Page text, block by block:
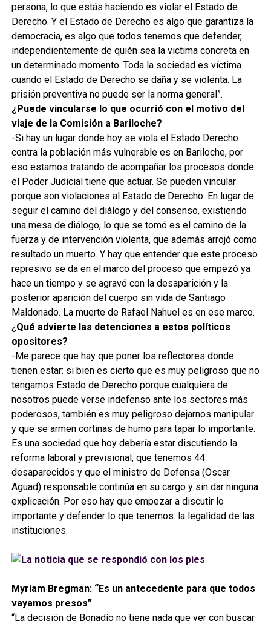
persona, lo que estás haciendo es violar el Estado de
Derecho. Y el Estado de Derecho es algo que garantiza la
democracia, es algo que todos tenemos que defender,
independientemente de quién sea la victima concreta en
un determinado momento. Toda la sociedad es víctima
cuando el Estado de Derecho se daña y se violenta. La
prisión preventiva no puede ser la norma general”.
¿Puede vincularse lo que ocurrió con el motivo del
viaje de la Comisión a Bariloche?
-Si hay un lugar donde hoy se viola el Estado Derecho
contra la población más vulnerable es en Bariloche, por
eso estamos tratando de acompañar los procesos donde
el Poder Judicial tiene que actuar. Se pueden vincular
porque son violaciones al Estado de Derecho. En lugar de
seguir el camino del diálogo y del consenso, existiendo
una mesa de diálogo, lo que se tomó es el camino de la
fuerza y de intervención violenta, que además arrojó como
resultado un muerto. Y hay que entender que este proceso
represivo se da en el marco del proceso que empezó ya
hace un tiempo y se agravó con la desaparición y la
posterior aparición del cuerpo sin vida de Santiago
Maldonado. La muerte de Rafael Nahuel es en ese marco.
¿Qué advierte las detenciones a estos políticos
opositores?
-Me parece que hay que poner los reflectores donde
tienen estar: si bien es cierto que es muy peligroso que no
tengamos Estado de Derecho porque cualquiera de
nosotros puede verse indefenso ante los sectores más
poderosos, también es muy peligroso dejarnos manipular
y que se armen cortinas de humo para tapar lo importante.
Es una sociedad que hoy debería estar discutiendo la
reforma laboral y previsional, que tenemos 44
desaparecidos y que el ministro de Defensa (Oscar
Aguad) responsable continúa en su cargo y sin dar ninguna
explicación. Por eso hay que empezar a discutir lo
importante y defender lo que tenemos: la legalidad de las
instituciones.
Myriam Bregman: “Es un antecedente para que todos
vayamos presos”
“La decisión de Bonadío no tiene nada que ver con buscar